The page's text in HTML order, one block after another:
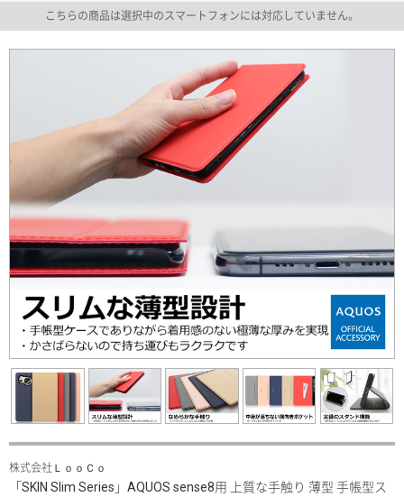
こちらの商品は選択中のスマートフォンには対応していません。
株式会社ＬｏｏＣｏ
「SKIN Slim Series」AQUOS sense8用 上質な手触り 薄型 手帳型ス